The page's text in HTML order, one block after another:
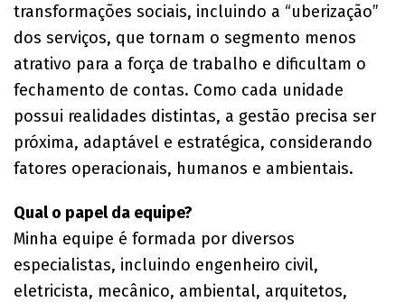
transformações sociais, incluindo a “uberização”
dos serviços, que tornam o segmento menos
atrativo para a força de trabalho e dificultam o
fechamento de contas. Como cada unidade
possui realidades distintas, a gestão precisa ser
próxima, adaptável e estratégica, considerando
fatores operacionais, humanos e ambientais.
Qual o papel da equipe?
Minha equipe é formada por diversos
especialistas, incluindo engenheiro civil,
eletricista, mecânico, ambiental, arquitetos,